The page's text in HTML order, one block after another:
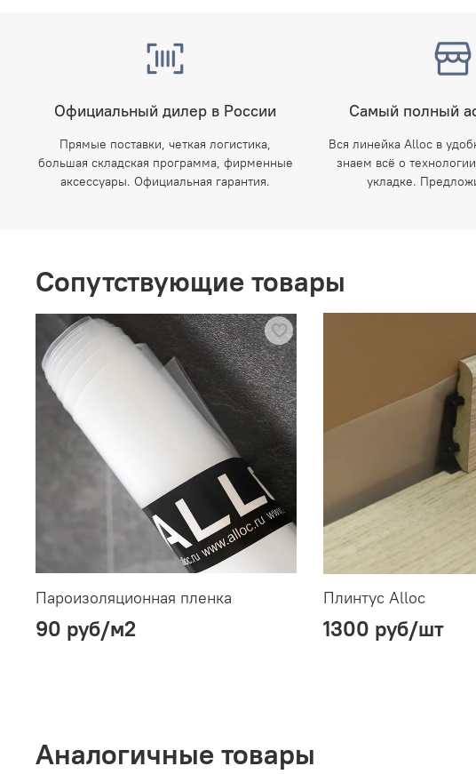
Официальный дилер в России
Прямые поставки, четкая логистика,
большая складская программа, фирменные
аксессуары. Официальная гарантия.
Самый полный
Вся линейка Alloc в
знаем всё о
укладке.
Сопутствующие товары
Пароизоляционная пленка
90 руб/м2
Плинтус Alloc
1300 руб/шт
Аналогичные товары